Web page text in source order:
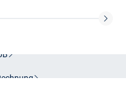
mit unserem Friends